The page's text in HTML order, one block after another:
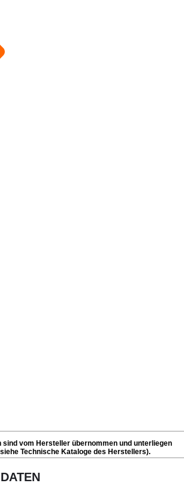
sind vom Hersteller übernommen und unterliegen
Technische Kataloge des Herstellers).